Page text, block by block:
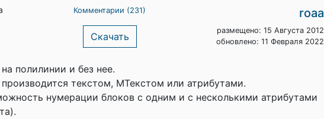
Комментарии (231)
Скачать
roaa
размещено: 15 Августа 2012
обновлено: 11 Февраля 2022
полилинии и без нее.
текстом, МТекстом или атрибутами.
нумерации блоков с одним и с несколькими атрибутами